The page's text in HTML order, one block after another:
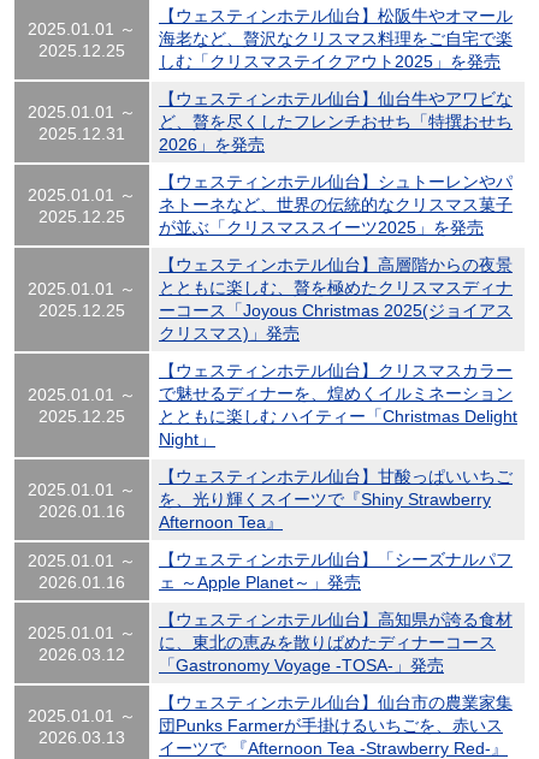
2025.01.01 ～
2025.12.25
【ウェスティンホテル仙台】松阪牛やオマール
海老など、贅沢なクリスマス料理をご自宅で楽
しむ「クリスマステイクアウト2025」を発売
2025.01.01 ～
2025.12.31
【ウェスティンホテル仙台】仙台牛やアワビな
ど、贅を尽くしたフレンチおせち「特撰おせち
2026」を発売
2025.01.01 ～
2025.12.25
【ウェスティンホテル仙台】シュトーレンやパ
ネトーネなど、世界の伝統的なクリスマス菓子
が並ぶ「クリスマススイーツ2025」を発売
2025.01.01 ～
2025.12.25
【ウェスティンホテル仙台】高層階からの夜景
とともに楽しむ、贅を極めたクリスマスディナ
ーコース「Joyous Christmas 2025(ジョイアス
クリスマス)」発売
2025.01.01 ～
2025.12.25
【ウェスティンホテル仙台】クリスマスカラー
で魅せるディナーを、煌めくイルミネーション
とともに楽しむ ハイティー「Christmas Delight
Night」
2025.01.01 ～
2026.01.16
【ウェスティンホテル仙台】甘酸っぱいいちご
を、光り輝くスイーツで『Shiny Strawberry
Afternoon Tea』
2025.01.01 ～
2026.01.16
【ウェスティンホテル仙台】「シーズナルパフ
ェ ～Apple Planet～」発売
2025.01.01 ～
2026.03.12
【ウェスティンホテル仙台】高知県が誇る食材
に、東北の恵みを散りばめたディナーコース
「Gastronomy Voyage -TOSA-」発売
2025.01.01 ～
2026.03.13
【ウェスティンホテル仙台】仙台市の農業家集
団Punks Farmerが手掛けるいちごを、赤いス
イーツで 『Afternoon Tea -Strawberry Red-』